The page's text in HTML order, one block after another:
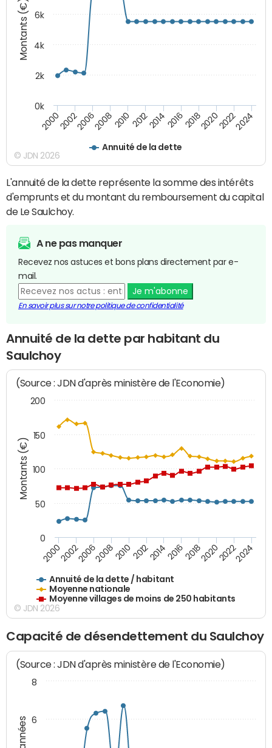
Montants (€)
Annuité de la dette
20002002200620082010 2012201420162018202020222024
0k
2k
4k
6k
© JDN 2026
L'annuité de la dette représente la somme des intérêts
d'emprunts et du montant du remboursement du capital
de Le Saulchoy.
A ne pas manquer
Recevez nos astuces et bons plans directement par e-
mail.
Je m'abonne
En savoir plus sur notre politique de confidentialité
Annuité de la dette par habitant du
Saulchoy
Montants (€)
(Source : JDN d'après ministère de l'Economie)
Annuité de la dette / habitant
Moyenne nationale
Moyenne villages de moins de 250 habitants
200020022006200820102012201420162018202020222024
0
50
100
150
200
© JDN 2026
Capacité de désendettement du Saulchoy
(Source : JDN d'après ministère de l'Economie)
6
8